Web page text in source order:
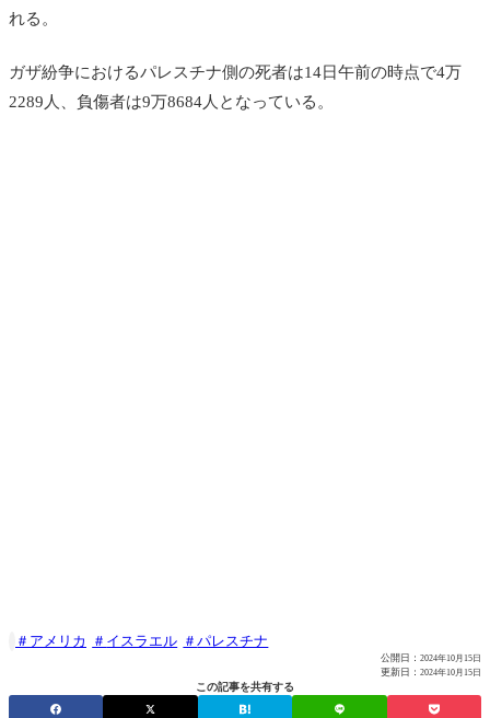
れる。
ガザ紛争におけるパレスチナ側の死者は14日午前の時点で4万
2289人、負傷者は9万8684人となっている。
アメリカ イスラエル パレスチナ
公開日： 2024年10月15日
更新日： 2024年10月15日
この記事を共有する